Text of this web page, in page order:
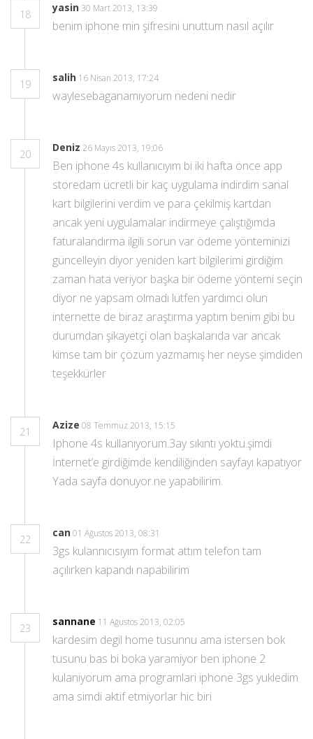
18
yasin 30 Mart 2013, 13:39
benim iphone min şifresini unuttum nasıl açılır
19
salih 16 Nisan 2013, 17:24
waylesebaganamıyorum nedeni nedir
20
Deniz 26 Mayıs 2013, 19:06
Ben iphone 4s kullanıcıyım bi iki hafta önce app
storedam ücretli bir kaç uygulama indirdim sanal
kart bilgilerini verdim ve para çekilmiş kartdan
ancak yeni uygulamalar indirmeye çalıştığımda
faturalandırma ilgili sorun var ödeme yönteminizi
güncelleyin diyor yeniden kart bilgilerimi girdiğim
zaman hata veriyor başka bir ödeme yöntemi seçin
diyor ne yapsam olmadı lütfen yardımcı olun
internette de biraz araştırma yaptım benim gibi bu
durumdan şikayetçi olan başkalarıda var ancak
kimse tam bir çözüm yazmamış her neyse şimdiden
teşekkürler
21
Azize 08 Temmuz 2013, 15:15
Iphone 4s kullanıyorum.3ay sıkıntı yoktu.şimdi
İnternet’e girdiğimde kendiliğinden sayfayı kapatıyor
Yada sayfa donuyor.ne yapabilirim.
22
can01 Ağustos 2013, 08:31
3gs kulannıcısıyım format attım telefon tam
açılırken kapandı napabilirim
23
sannane 11 Ağustos 2013, 02:05
kardesim degil home tusunnu ama istersen bok
tusunu bas bi boka yaramiyor ben iphone 2
kulaniyorum ama programlari iphone 3gs yukledim
ama simdi aktif etmiyorlar hic biri